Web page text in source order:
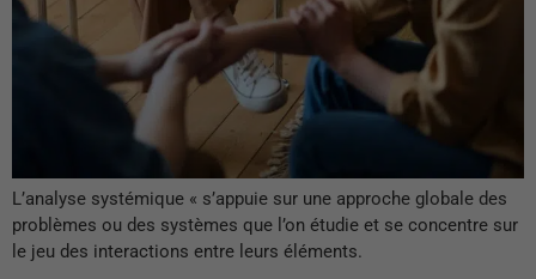
L’analyse systémique « s’appuie sur une approche globale des
problèmes ou des systèmes que l’on étudie et se concentre sur
le jeu des interactions entre leurs éléments.